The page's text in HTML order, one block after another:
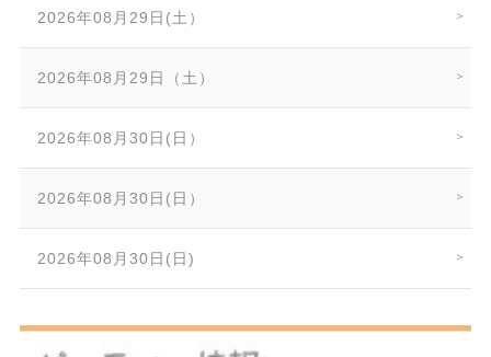
2026年08月29日(土）
2026年08月29日（土）
2026年08月30日(日）
2026年08月30日(日）
2026年08月30日(日)